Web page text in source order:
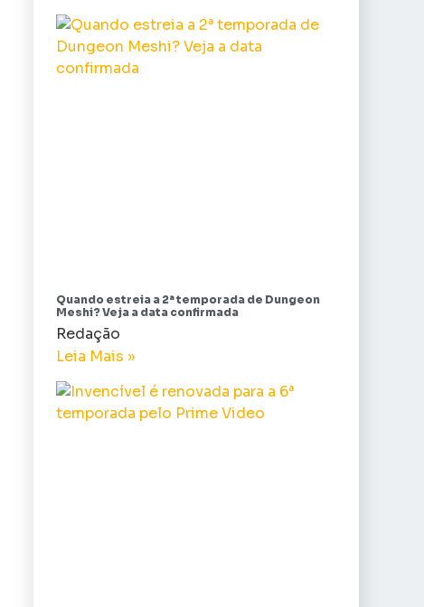
Quando estreia a 2ª temporada de Dungeon
Meshi? Veja a data confirmada
Redação
Leia Mais »